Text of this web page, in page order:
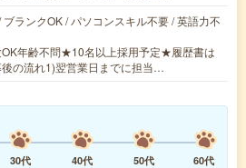
ランクOK / パソコンスキル不要 / 英語力不
OK年齢不問★10名以上採用予定★履歴書は
の流れ1)翌営業日までに担当…
30代 40代 50代
60代